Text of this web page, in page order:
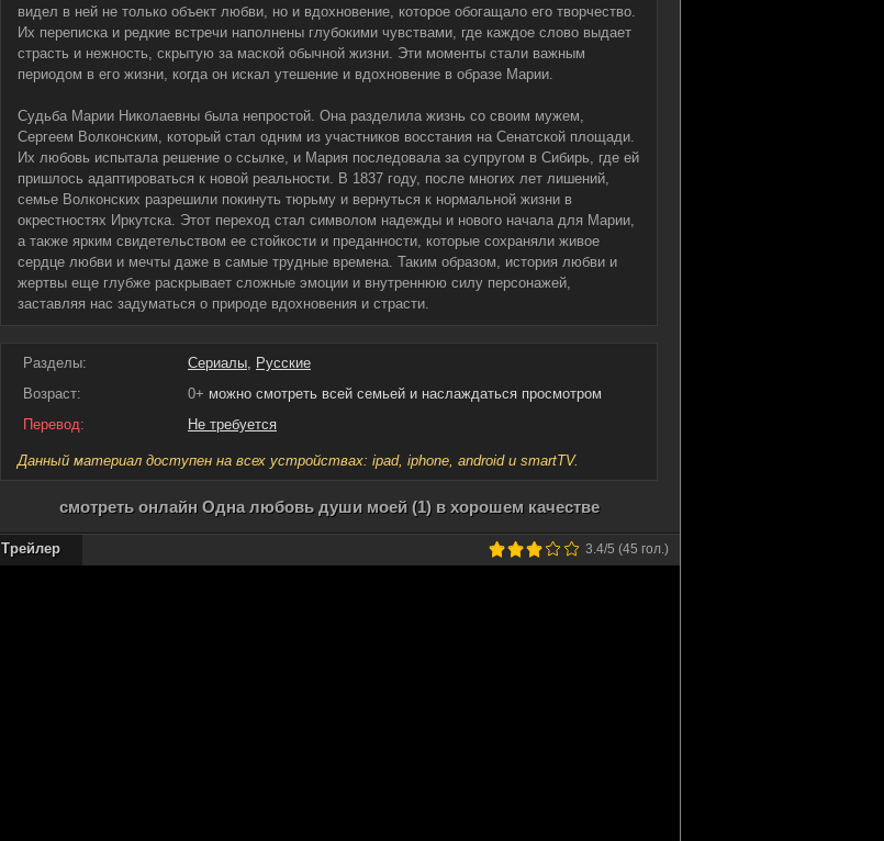
видел в ней не только объект любви, но и вдохновение, которое обогащало его творчество.
Их переписка и редкие встречи наполнены глубокими чувствами, где каждое слово выдает
страсть и нежность, скрытую за маской обычной жизни. Эти моменты стали важным
периодом в его жизни, когда он искал утешение и вдохновение в образе Марии.
Судьба Марии Николаевны была непростой. Она разделила жизнь со своим мужем,
Сергеем Волконским, который стал одним из участников восстания на Сенатской площади.
Их любовь испытала решение о ссылке, и Мария последовала за супругом в Сибирь, где ей
пришлось адаптироваться к новой реальности. В 1837 году, после многих лет лишений,
семье Волконских разрешили покинуть тюрьму и вернуться к нормальной жизни в
окрестностях Иркутска. Этот переход стал символом надежды и нового начала для Марии,
а также ярким свидетельством ее стойкости и преданности, которые сохраняли живое
сердце любви и мечты даже в самые трудные времена. Таким образом, история любви и
жертвы еще глубже раскрывает сложные эмоции и внутреннюю силу персонажей,
заставляя нас задуматься о природе вдохновения и страсти.
Разделы: Сериалы, Русские
Возраст:
0+ можно смотреть всей семьей и наслаждаться просмотром
Перевод:
Не требуется
Данный материал доступен на всех устройствах: ipad, iphone, android и smartTV.
смотреть онлайн Одна любовь души моей (1) в хорошем качестве
3.4/5 (45 гол.)
Трейлер